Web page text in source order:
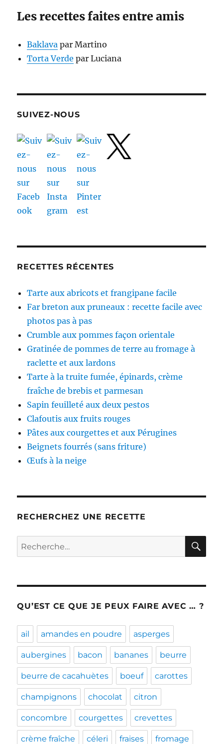
Les recettes faites entre amis
Baklava par Martino
Torta Verde par Luciana
SUIVEZ-NOUS
RECETTES RÉCENTES
Tarte aux abricots et frangipane facile
Far breton aux pruneaux : recette facile avec
photos pas à pas
Crumble aux pommes façon orientale
Gratinée de pommes de terre au fromage à
raclette et aux lardons
Tarte à la truite fumée, épinards, crème
fraîche de brebis et parmesan
Sapin feuilleté aux deux pestos
Clafoutis aux fruits rouges
Pâtes aux courgettes et aux Pérugines
Beignets fourrés (sans friture)
Œufs à la neige
RECHERCHEZ UNE RECETTE
Recherche
pour :
QU’EST CE QUE JE PEUX FAIRE AVEC … ?
ail amandes en poudre asperges
aubergines bacon bananes beurre
beurre de cacahuètes boeuf carottes
champignons chocolat citron
concombre courgettes crevettes
crème fraîche céleri fraises fromage